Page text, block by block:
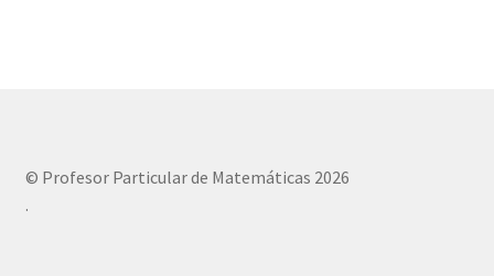
© Profesor Particular de Matemáticas 2026
.